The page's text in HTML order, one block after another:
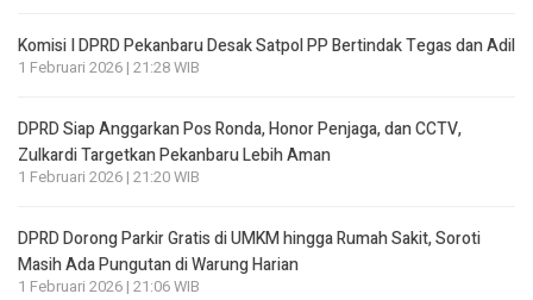
Komisi I DPRD Pekanbaru Desak Satpol PP Bertindak Tegas dan Adil
1 Februari 2026 | 21:28 WIB
DPRD Siap Anggarkan Pos Ronda, Honor Penjaga, dan CCTV,
Zulkardi Targetkan Pekanbaru Lebih Aman
1 Februari 2026 | 21:20 WIB
DPRD Dorong Parkir Gratis di UMKM hingga Rumah Sakit, Soroti
Masih Ada Pungutan di Warung Harian
1 Februari 2026 | 21:06 WIB